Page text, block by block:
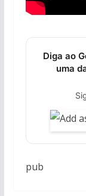
Diga ao
uma
pub